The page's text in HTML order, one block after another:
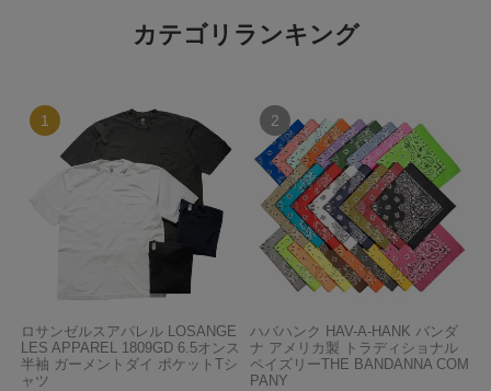
カテゴリランキング
ロサンゼルスアパレル LOSANGE
LES APPAREL 1809GD 6.5オンス
半袖 ガーメントダイ ポケットTシ
ャツ
ハバハンク HAV-A-HANK バンダ
ナ アメリカ製 トラディショナル
ペイズリーTHE BANDANNA COM
PANY